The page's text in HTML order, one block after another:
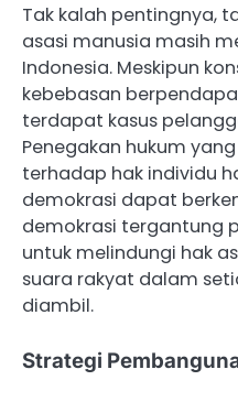
Tak kalah pentingnya,
asasi manusia masih
Indonesia. Meskipun
kebebasan
terdapat kasus
Penegakan hukum
terhadap hak individu
demokrasi dapat
demokrasi tergantung
untuk melindungi hak
suara rakyat dalam
diambil.
Strategi